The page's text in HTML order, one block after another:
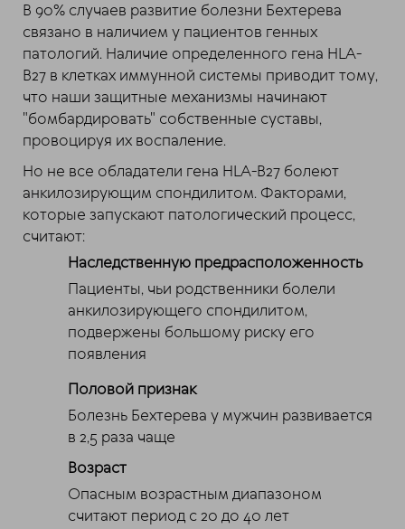
В 90% случаев развитие болезни Бехтерева
связано в наличием у пациентов генных
патологий. Наличие определенного гена HLA-
B27 в клетках иммунной системы приводит тому,
что наши защитные механизмы начинают
"бомбардировать" собственные суставы,
провоцируя их воспаление.
Но не все обладатели гена HLA-B27 болеют
анкилозирующим спондилитом. Факторами,
которые запускают патологический процесс,
считают:
Наследственную предрасположенность
Пациенты, чьи родственники болели
анкилозирующего спондилитом,
подвержены большому риску его
появления
Половой признак
Болезнь Бехтерева у мужчин развивается
в 2,5 раза чаще
Возраст
Опасным возрастным диапазоном
считают период с 20 до 40 лет